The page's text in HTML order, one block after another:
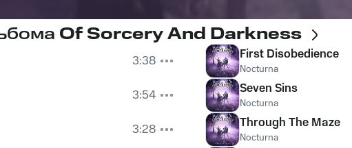
Of Sorcery And Darkness
3:38
3:54
3:28
First Disobedience
Nocturna
Seven Sins
Nocturna
Through The Maze
Nocturna